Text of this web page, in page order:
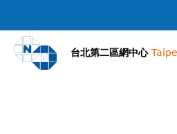
台北第二區網中心